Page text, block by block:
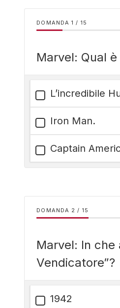
DOMANDA / 15
Marvel: Qual
L’incredibile
Iron Man.
Captain
DOMANDA / 15
Marvel: In che
Vendicatore”?
1942